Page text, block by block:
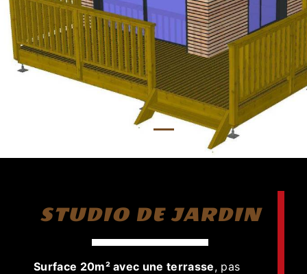
STUDIO DE JARDIN
Surface 20m² avec une terrasse, pas